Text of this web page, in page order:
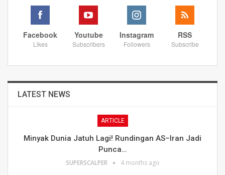
Facebook
Likes
Youtube
Subscribers
Instagram
Followers
RSS
Subscribe
LATEST NEWS
ARTICLE
Minyak Dunia Jatuh Lagi! Rundingan AS–Iran Jadi
Punca…
SUPERSCALPER 4 months ago